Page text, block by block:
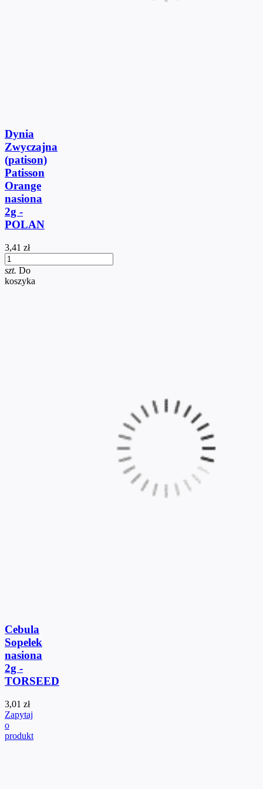
Dynia
Zwyczajna
(patison)
Patisson
Orange
nasiona
2g -
POLAN
3,41 zł
szt. Do
koszyka
Cebula
Sopelek
nasiona
2g -
TORSEED
3,01 zł
Zapytaj
o
produkt